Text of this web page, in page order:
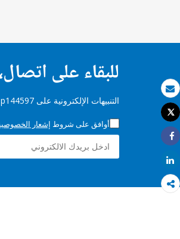
بريد الكتروني
طباعة
Tweet
Share
Share
للبقاء على
التنبيهات الإلكترونية على Project p144597
أوافق على شروط إشعار